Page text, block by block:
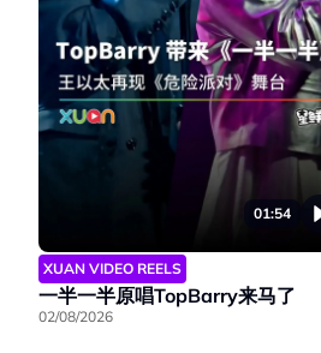
01:54
XUAN VIDEO REELS
一半一半原唱TopBarry来马了
02/08/2026